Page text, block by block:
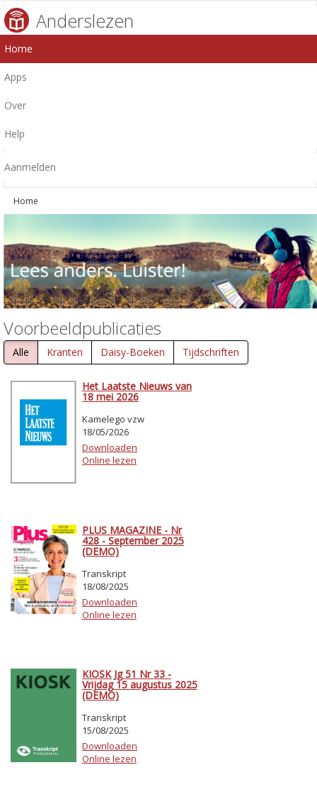
Anderslezen
Home
Apps
Over
Help
Aanmelden
Home
Voorbeeldpublicaties
Alle Kranten Daisy-Boeken Tijdschriften
Het Laatste Nieuws van
18 mei 2026
Kamelego vzw
18/05/2026
Downloaden
Online lezen
PLUS MAGAZINE - Nr
428 - September 2025
(DEMO)
Transkript
18/08/2025
Downloaden
Online lezen
KIOSK Jg 51 Nr 33 -
Vrijdag 15 augustus 2025
(DEMO)
Transkript
15/08/2025
Downloaden
Online lezen